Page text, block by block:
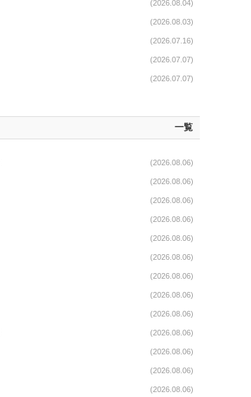
(2026.08.04)
(2026.08.03)
(2026.07.16)
(2026.07.07)
(2026.07.07)
一覧
(2026.08.06)
(2026.08.06)
(2026.08.06)
(2026.08.06)
(2026.08.06)
(2026.08.06)
(2026.08.06)
(2026.08.06)
(2026.08.06)
(2026.08.06)
(2026.08.06)
(2026.08.06)
(2026.08.06)